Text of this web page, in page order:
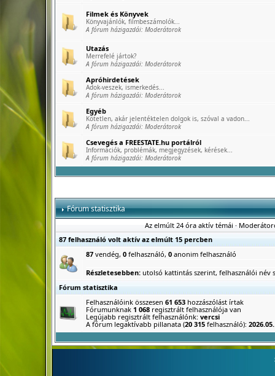
Filmek és Könyvek
Könyvajánlók, filmbeszámolók...
A fórum házigazdái: Moderátorok
Utazás
Merrefelé jártok?
A fórum házigazdái: Moderátorok
Apróhirdetések
Adok-veszek, ismerkedés...
A fórum házigazdái: Moderátorok
Egyéb
Kötetlen, akár jelentéktelen dolgok is, szóval a vadon...
A fórum házigazdái: Moderátorok
Csevegés a FREESTATE.hu portálról
Információk, problémák, megjegyzések, kérések...
A fórum házigazdái: Moderátorok
Fórum statisztika
Az elmúlt 24 óra aktív témái ·
87 felhasználó volt aktív az elmúlt 15 percben
87vendég, 0felhasználó, 0anonim felhasználó
Részletesebben: utolsó kattintás szerint, felhasználói név
Fórum statisztika
Felhasználóink összesen 61 653hozzászólást írtak
Fórumunknak 1 068regisztrált felhasználója van
Legújabb regisztrált felhasználónk: vercsi
A fórum legaktívabb pillanata (20 315felhasználó):